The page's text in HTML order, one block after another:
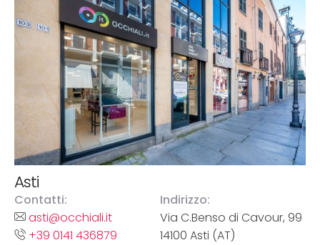
Asti
Indirizzo:
Via C.Benso di Cavour, 99
14100 Asti (AT)
Contatti:
asti@occhiali.it
+39 0141 436879